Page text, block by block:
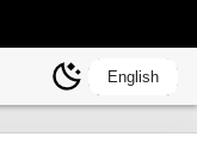
English